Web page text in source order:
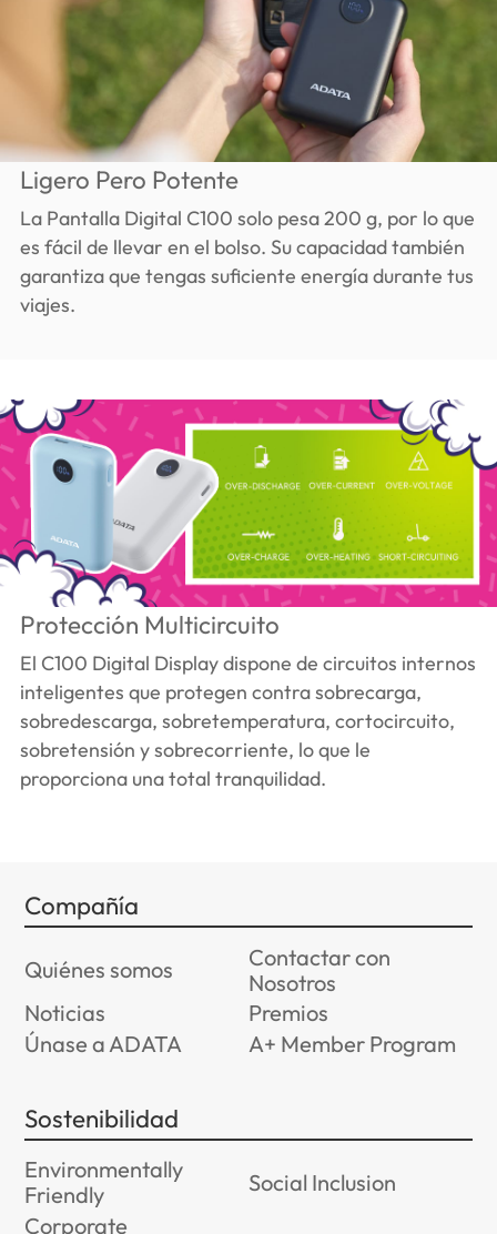
Ligero Pero Potente
La Pantalla Digital C100 solo pesa 200 g, por lo que
es fácil de llevar en el bolso. Su capacidad también
garantiza que tengas suficiente energía durante tus
viajes.
Protección Multicircuito
El C100 Digital Display dispone de circuitos internos
inteligentes que protegen contra sobrecarga,
sobredescarga, sobretemperatura, cortocircuito,
sobretensión y sobrecorriente, lo que le
proporciona una total tranquilidad.
Compañía
Quiénes somos
Contactar con
Nosotros
Noticias
Premios
Únase a ADATA
A+ Member Program
Sostenibilidad
Environmentally
Friendly
Social Inclusion
Corporate